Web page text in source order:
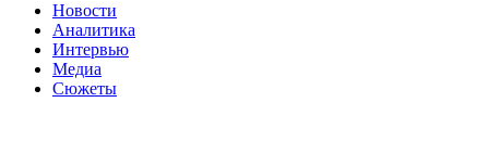
Новости
Аналитика
Интервью
Медиа
Сюжеты